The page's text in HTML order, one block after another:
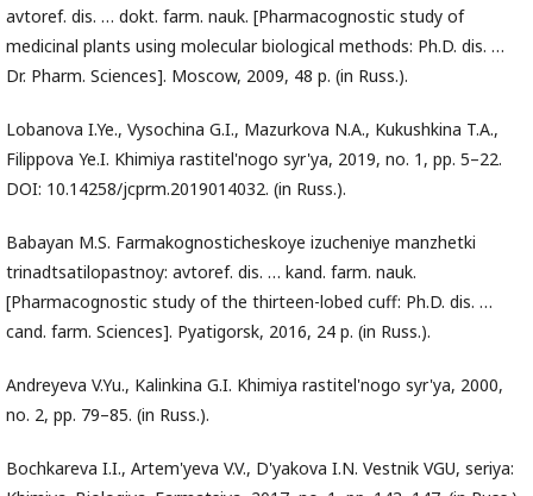
avtoref. dis. … dokt. farm. nauk. [Pharmacognostic study of
medicinal plants using molecular biological methods: Ph.D. dis. …
Dr. Pharm. Sciences]. Moscow, 2009, 48 p. (in Russ.).
Lobanova I.Ye., Vysochina G.I., Mazurkova N.A., Kukushkina T.A.,
Filippova Ye.I. Khimiya rastitel'nogo syr'ya, 2019, no. 1, pp. 5–22.
DOI: 10.14258/jcprm.2019014032. (in Russ.).
Babayan M.S. Farmakognosticheskoye izucheniye manzhetki
trinadtsatilopastnoy: avtoref. dis. … kand. farm. nauk.
[Pharmacognostic study of the thirteen-lobed cuff: Ph.D. dis. …
cand. farm. Sciences]. Pyatigorsk, 2016, 24 p. (in Russ.).
Andreyeva V.Yu., Kalinkina G.I. Khimiya rastitel'nogo syr'ya, 2000,
no. 2, pp. 79–85. (in Russ.).
Bochkareva I.I., Artem'yeva V.V., D'yakova I.N. Vestnik VGU, seriya: